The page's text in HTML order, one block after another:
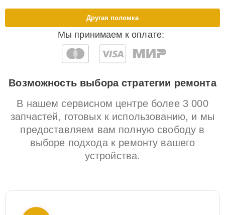
Мы принимаем к оплате:
Другая поломка
Возможность выбора стратегии ремонта
В нашем сервисном центре более 3 000
запчастей, готовых к использованию, и мы
предоставляем вам полную свободу в
выборе подхода к ремонту вашего
устройства.